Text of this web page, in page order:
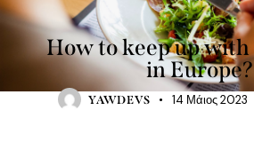
TRAVELING
How to keep up
in Europe?
YAWDEVS 14 Μάιος 2023